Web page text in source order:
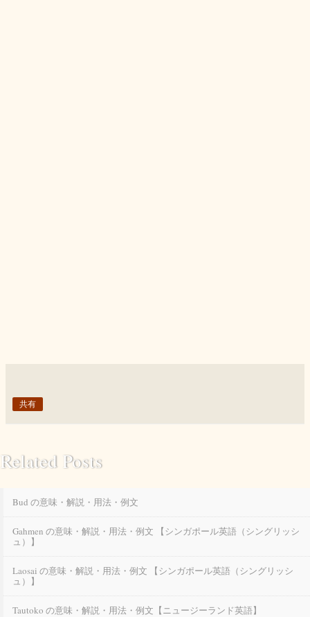
共有
Related Posts
Bud の意味・解説・用法・例文
Gahmen の意味・解説・用法・例文 【シンガポール英語（シングリッシ
ュ）】
Laosai の意味・解説・用法・例文 【シンガポール英語（シングリッシ
ュ）】
Tautoko の意味・解説・用法・例文【ニュージーランド英語】